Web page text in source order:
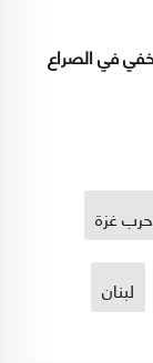
في الصراع
حرب غزة
لبنان